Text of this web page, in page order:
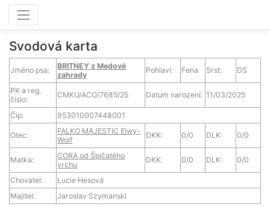
Svodová karta
Jméno psa:
BRITNEY z Medové
zahrady
Pohlaví: Fena Srst: DS
PK a reg.
číslo:
CMKU/ACO/7685/25 Datum narození: 11/03/2025
Čip: 953010007448001
Otec:
FALKO MAJESTIC Eiwy-
Wolf
DKK: 0/0 DLK: 0/0
Matka:
CORA od Špičatého
vrchu
DKK: 0/0 DLK: 0/0
Chovatel:
Lucie Hesová
Majitel:
Jaroslav Szymanski